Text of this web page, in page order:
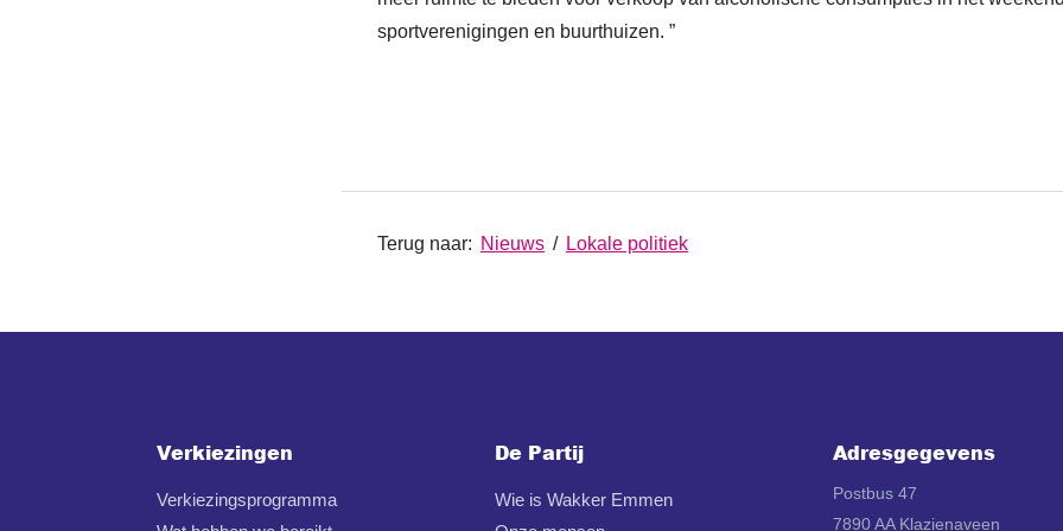
sportverenigingen en buurthuizen. ”
Terug naar: Nieuws / Lokale politiek
Verkiezingen
Verkiezingsprogramma
De Partij
Wie is Wakker Emmen
Adresgegevens
Postbus 47
7890 AA Klazienaveen